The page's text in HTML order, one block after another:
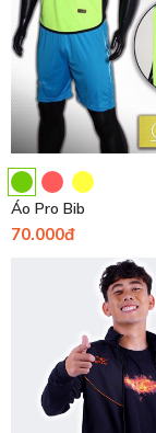
Áo Pro Bib
70.000đ